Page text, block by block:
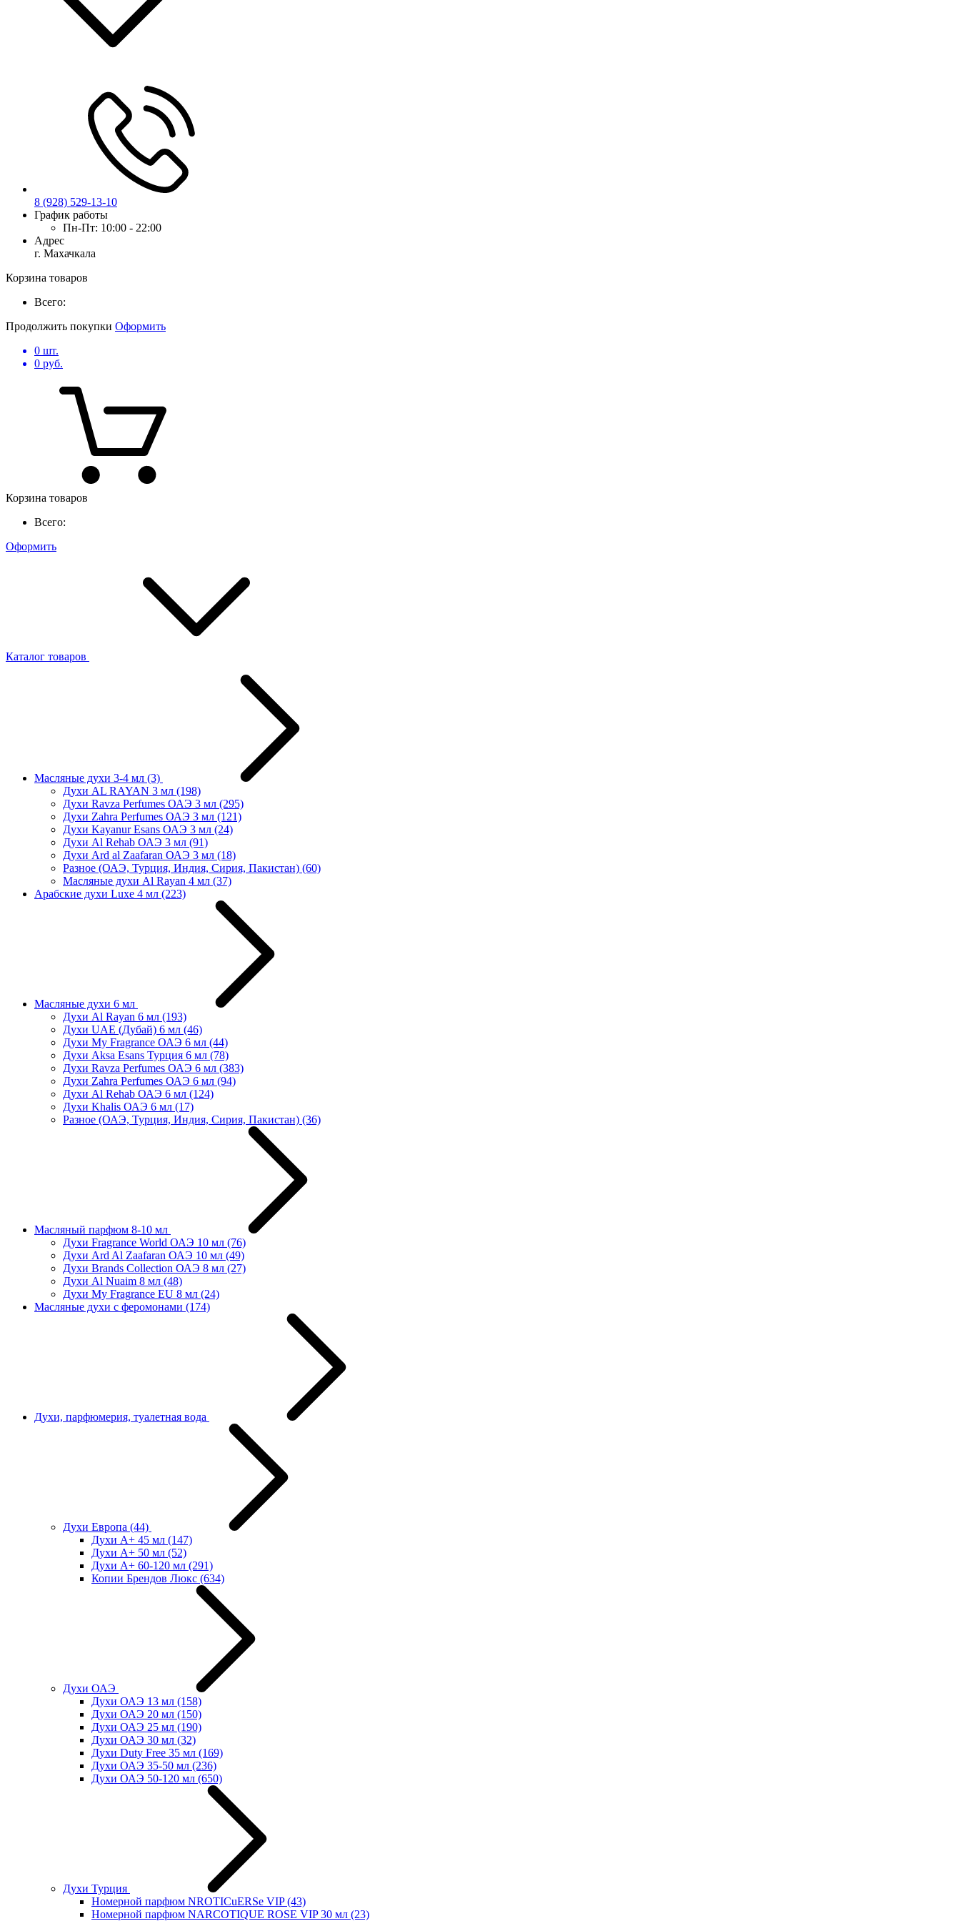
8 (928) 529-13-10
График работы
Пн-Пт: 10:00 - 22:00
Адрес
г. Махачкала
Корзина товаров
Всего:
Продолжить покупки Оформить
0 шт.
0 руб.
Корзина товаров
Всего:
Оформить
Каталог товаров
Масляные духи 3-4 мл (3)
Духи AL RAYAN 3 мл (198)
Духи Ravza Perfumes ОАЭ 3 мл (295)
Духи Zahra Perfumes ОАЭ 3 мл (121)
Духи Kayanur Esans ОАЭ 3 мл (24)
Духи Al Rehab ОАЭ 3 мл (91)
Духи Ard al Zaafaran ОАЭ 3 мл (18)
Разное (ОАЭ, Турция, Индия, Сирия, Пакистан) (60)
Масляные духи Al Rayan 4 мл (37)
Арабские духи Luxe 4 мл (223)
Масляные духи 6 мл
Духи Al Rayan 6 мл (193)
Духи UAE (Дубай) 6 мл (46)
Духи My Fragrance ОАЭ 6 мл (44)
Духи Aksa Esans Турция 6 мл (78)
Духи Ravza Perfumes ОАЭ 6 мл (383)
Духи Zahra Perfumes ОАЭ 6 мл (94)
Духи Al Rehab ОАЭ 6 мл (124)
Духи Khalis ОАЭ 6 мл (17)
Разное (ОАЭ, Турция, Индия, Сирия, Пакистан) (36)
Масляный парфюм 8-10 мл
Духи Fragrance World ОАЭ 10 мл (76)
Духи Ard Al Zaafaran ОАЭ 10 мл (49)
Духи Brands Collection ОАЭ 8 мл (27)
Духи Al Nuaim 8 мл (48)
Духи My Fragrance EU 8 мл (24)
Масляные духи с феромонами (174)
Духи, парфюмерия, туалетная вода
Духи Европа (44)
Духи А+ 45 мл (147)
Духи А+ 50 мл (52)
Духи А+ 60-120 мл (291)
Копии Брендов Люкс (634)
Духи ОАЭ
Духи ОАЭ 13 мл (158)
Духи ОАЭ 20 мл (150)
Духи ОАЭ 25 мл (190)
Духи ОАЭ 30 мл (32)
Духи Duty Free 35 мл (169)
Духи ОАЭ 35-50 мл (236)
Духи ОАЭ 50-120 мл (650)
Духи Турция
Номерной парфюм NROTICuERSe VIP(43)
Номерной парфюм NARCOTIQUE ROSE VIP 30 мл (23)